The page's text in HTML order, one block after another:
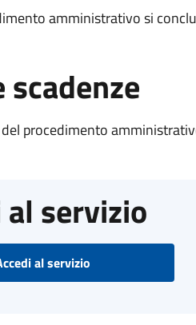
amministrativo si
scadenze
procedimento
al servizio
al servizio